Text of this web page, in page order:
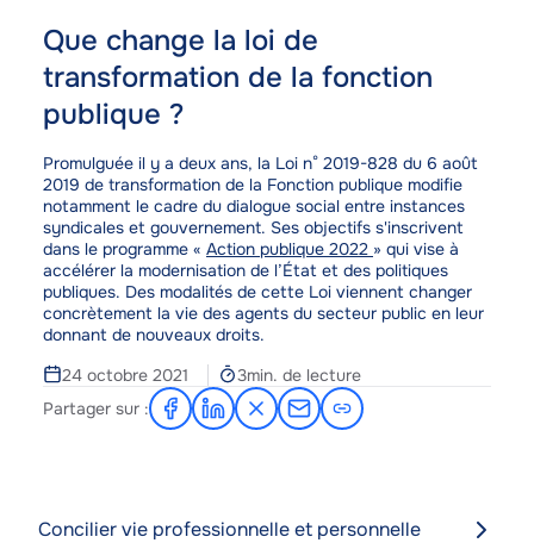
Que change la loi de
transformation de la fonction
publique ?
Corps
Promulguée il y a deux ans, la Loi n° 2019-828 du 6 août
2019 de transformation de la Fonction publique modifie
notamment le cadre du dialogue social entre instances
syndicales et gouvernement. Ses objectifs s'inscrivent
dans le programme « Action publique 2022 » qui vise à
accélérer la modernisation de l’État et des politiques
publiques. Des modalités de cette Loi viennent changer
concrètement la vie des agents du secteur public en leur
donnant de nouveaux droits.
24 octobre 2021
Temps
de
lecture
3min. de lecture
Partager sur :
Partager
sur
Partager
sur
Partager
sur
Partager
par
Concilier vie professionnelle et personnelle